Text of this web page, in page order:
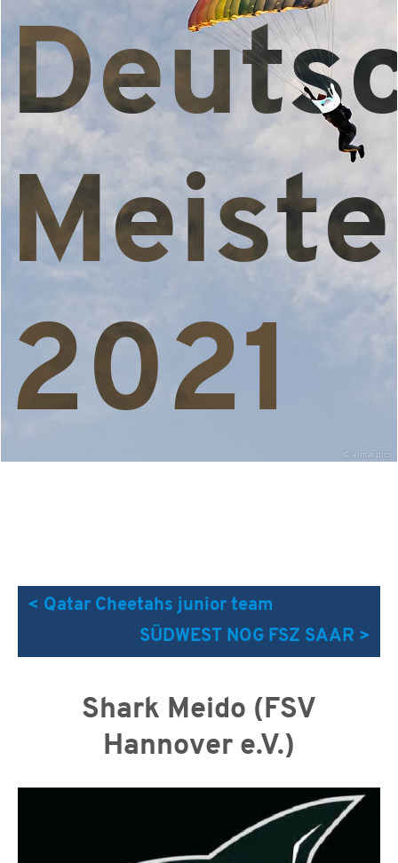
2021
© elmar.pics
< Qatar Cheetahs junior team
SÜDWEST NOG FSZ SAAR >
Shark Meido (FSV
Hannover e.V.)